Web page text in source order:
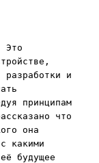
Это
и
принципам
что
она
какими
будущее